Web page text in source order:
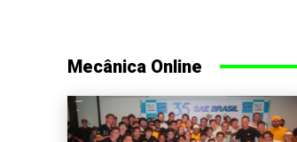
Mecânica Online